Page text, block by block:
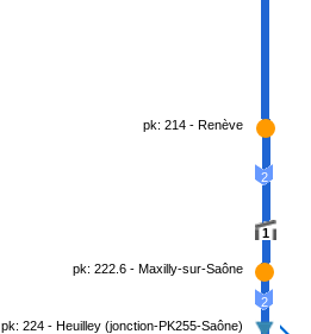
pk: 214 - Renève
2
1
pk: 222.6 - Maxilly-sur-Saône
2
pk: 224 - Heuilley (jonction-PK255-Saône)